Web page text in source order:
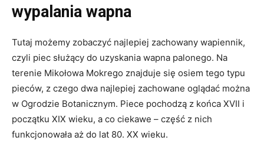
wypalania wapna
Tutaj możemy zobaczyć najlepiej zachowany wapiennik,
czyli piec służący do uzyskania wapna palonego. Na
terenie Mikołowa Mokrego znajduje się osiem tego typu
pieców, z czego dwa najlepiej zachowane oglądać można
w Ogrodzie Botanicznym. Piece pochodzą z końca XVII i
początku XIX wieku, a co ciekawe – część z nich
funkcjonowała aż do lat 80. XX wieku.